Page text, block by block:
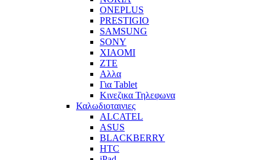
ONEPLUS
PRESTIGIO
SAMSUNG
SONY
XIAOMI
ZTE
Αλλα
Για Tablet
Κινεζικα Τηλεφωνα
Καλωδιοταινιες
ALCATEL
ASUS
BLACKBERRY
HTC